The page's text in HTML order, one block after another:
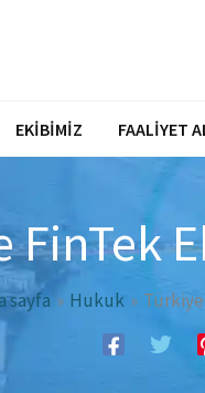
EKIBIMIZ FAALIYET
FinTek
sayfa Hukuk